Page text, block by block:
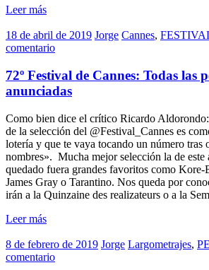
Leer más
18 de abril de 2019 Jorge Cannes,
comentario
72º Festival de Cannes: Todas las
anunciadas
Como bien dice el crítico Ricardo
de la selección del @Festival_Cannes es
lotería y que te vaya tocando un número tras
nombres». Mucha mejor selección la de este
quedado fuera grandes favoritos como Kore-
James Gray o Tarantino. Nos queda por
irán a la Quinzaine des realizateurs o a la
Leer más
8 de febrero de 2019 Jorge Largometrajes,
comentario